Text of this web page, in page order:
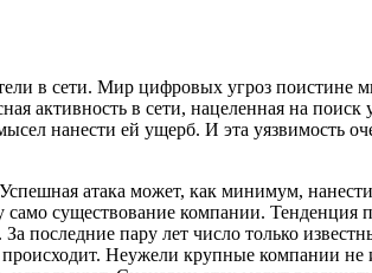
в сети. Мир цифровых угроз поистине
в сети, нацеленная на поиск
нанести ей ущерб. И эта уязвимость
атака может, как минимум,
само существование компании. Тенденция
пару лет число только
Неужели крупные компании не